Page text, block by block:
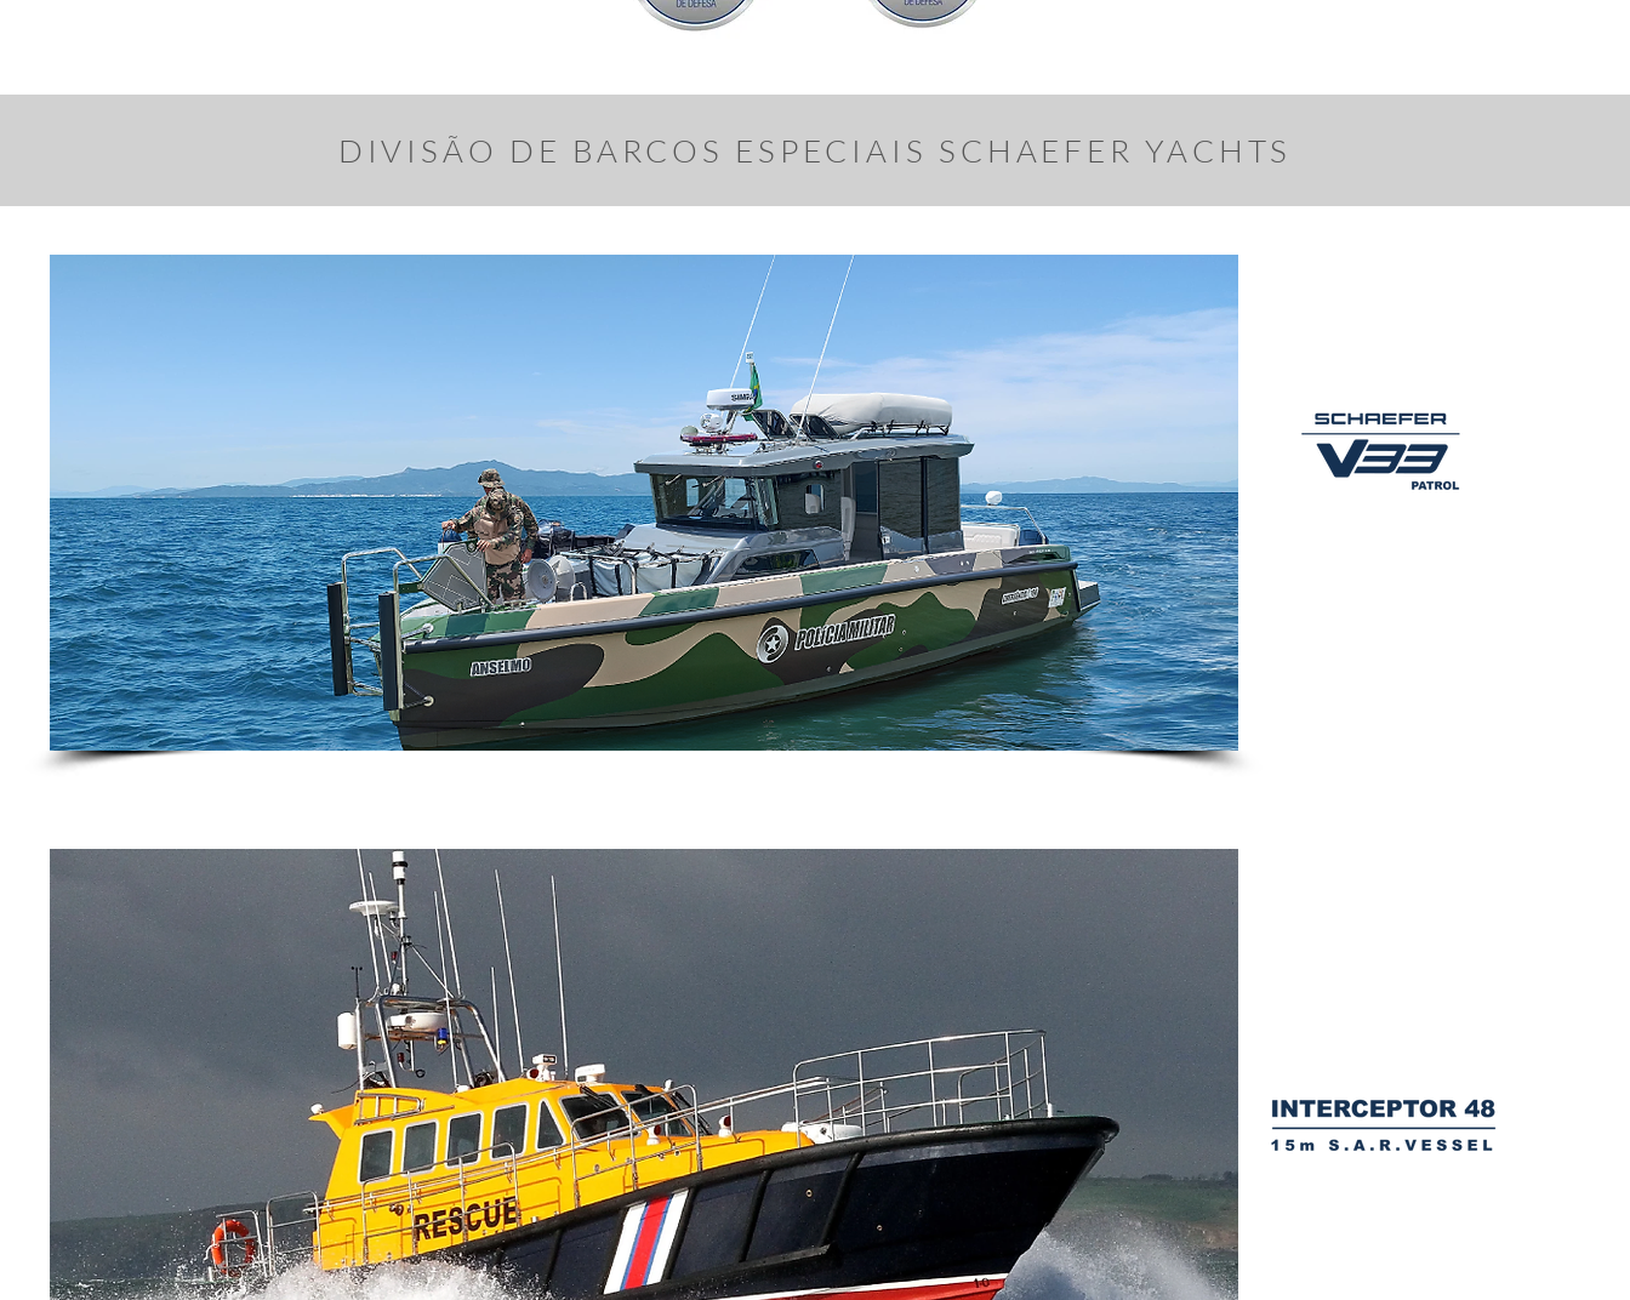
DIVISÃO DE BARCOS ESPECIAIS SCHAEFER YACHTS